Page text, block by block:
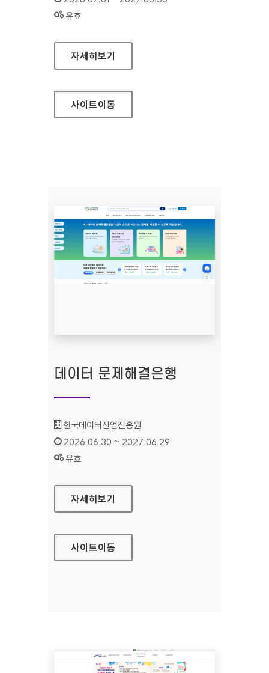
상태 :
유효
인천연구원
자세히보기
사이트이동
데이터 문제해결은행
기관명 :
한국데이터산업진흥원
인증기간 :
2026.06.30 ~ 2027.06.29
상태 :
유효
데이터 문제해결은행
자세히보기
사이트이동